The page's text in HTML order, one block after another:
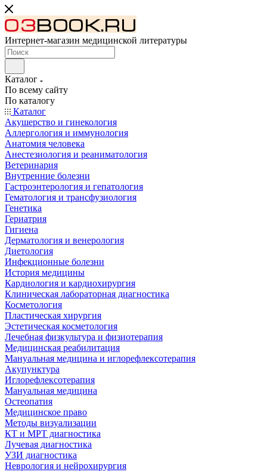
Интернет-магазин медицинской литературы
Каталог
По всему сайту
По каталогу
Каталог
Акушерство и гинекология
Аллергология и иммунология
Анатомия человека
Анестезиология и реаниматология
Ветеринария
Внутренние болезни
Гастроэнтерология и гепатология
Гематология и трансфузиология
Генетика
Гериатрия
Гигиена
Дерматология и венерология
Диетология
Инфекционные болезни
История медицины
Кардиология и кардиохирургия
Клиническая лабораторная диагностика
Косметология
Пластическая хирургия
Эстетическая косметология
Лечебная физкультура и физиотерапия
Медицинская реабилитация
Мануальная медицина и иглорефлексотерапия
Акупунктура
Иглорефлексотерапия
Мануальная медицина
Остеопатия
Медицинское право
Методы визуализации
КТ и МРТ диагностика
Лучевая диагностика
УЗИ диагностика
Неврология и нейрохирургия